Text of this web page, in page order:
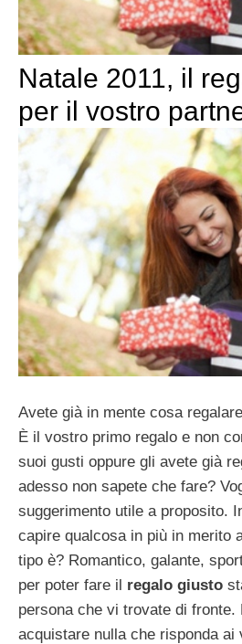
Natale 2011, il
per il vostro
Avete già in mente cosa
È il vostro primo regalo e non
suoi gusti oppure gli avete già
adesso non sapete che fare?
suggerimento utile a proposito.
capire qualcosa in più in merito
tipo è? Romantico, galante,
per poter fare il regalo giusto
persona che vi trovate di fronte.
acquistare nulla che risponda ai